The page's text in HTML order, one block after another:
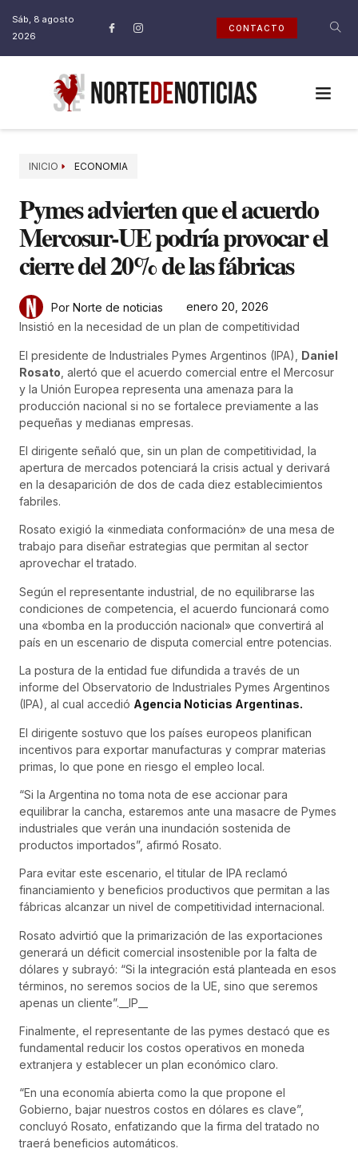
Sáb, 8 agosto
2026
CONTACTO
INICIO ECONOMIA
Pymes advierten que el acuerdo
Mercosur-UE podría provocar el
cierre del 20% de las fábricas
Por Norte de noticias
enero 20, 2026
Insistió en la necesidad de un plan de competitividad
El presidente de Industriales Pymes Argentinos (IPA), Daniel
Rosato , alertó que el acuerdo comercial entre el Mercosur
y la Unión Europea representa una amenaza para la
producción nacional si no se fortalece previamente a las
pequeñas y medianas empresas.
El dirigente señaló que, sin un plan de competitividad, la
apertura de mercados potenciará la crisis actual y derivará
en la desaparición de dos de cada diez establecimientos
fabriles.
Rosato exigió la «inmediata conformación» de una mesa de
trabajo para diseñar estrategias que permitan al sector
aprovechar el tratado.
Según el representante industrial, de no equilibrarse las
condiciones de competencia, el acuerdo funcionará como
una «bomba en la producción nacional» que convertirá al
país en un escenario de disputa comercial entre potencias.
La postura de la entidad fue difundida a través de un
informe del Observatorio de Industriales Pymes Argentinos
(IPA), al cual accedió Agencia Noticias Argentinas.
El dirigente sostuvo que los países europeos planifican
incentivos para exportar manufacturas y comprar materias
primas, lo que pone en riesgo el empleo local.
“Si la Argentina no toma nota de ese accionar para
equilibrar la cancha, estaremos ante una masacre de Pymes
industriales que verán una inundación sostenida de
productos importados”, afirmó Rosato.
Para evitar este escenario, el titular de IPA reclamó
financiamiento y beneficios productivos que permitan a las
fábricas alcanzar un nivel de competitividad internacional.
Rosato advirtió que la primarización de las exportaciones
generará un déficit comercial insostenible por la falta de
dólares y subrayó: “Si la integración está planteada en esos
términos, no seremos socios de la UE, sino que seremos
apenas un cliente”.__IP__
Finalmente, el representante de las pymes destacó que es
fundamental reducir los costos operativos en moneda
extranjera y establecer un plan económico claro.
“En una economía abierta como la que propone el
Gobierno, bajar nuestros costos en dólares es clave”,
concluyó Rosato, enfatizando que la firma del tratado no
traerá beneficios automáticos.